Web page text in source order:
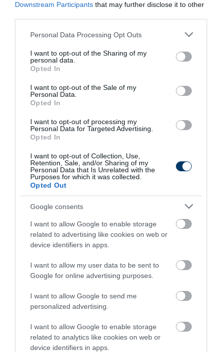
Downstream Participants that may further disclose it to other
Please note that this website/app uses one or more Google
not limited to your visit or usage behaviour. You may click to
grant or deny consent to Google and its third-party tags to
use your data for below specified purposes in below Google
consent section.
Personal Data Processing Opt Outs
I want to opt-out of the Sharing of my
personal data.
Opted In
I want to opt-out of the Sale of my
Personal Data.
Opted In
I want to opt-out of processing my
Personal Data for Targeted Advertising.
Opted In
I want to opt-out of Collection, Use,
Retention, Sale, and/or Sharing of my
Personal Data that Is Unrelated with the
Purposes for which it was collected.
Opted Out
Google consents
I want to allow Google to enable storage
related to advertising like cookies on web or
device identifiers in apps.
I want to allow my user data to be sent to
Google for online advertising purposes.
I want to allow Google to send me
personalized advertising.
I want to allow Google to enable storage
related to analytics like cookies on web or
device identifiers in apps.
359 116 141
Kép és a videó forrása: https://www.youtube.com/watch?
v=Dwamb6In1ko
Az Egyesült Államok 39. elnöke, Jimmy Carter, 1977-től
1981-ig volt hivatalban. Elnöksége alatt számos belpolitikai
és külpolitikai kérdés foglalkoztatta. Az alábbiakban tíz
fontos területet ismertetek, amelyek meghatározták Carter
1. Energiaügyi politika
Carter elnök az energiaügyi politikára helyezte a hangsúlyt,
ami az 1970-es évek energiaválságának közepette kiemelt
és több törvényt is aláírt az energiahatékonyság növelése
és az alternatív energiák fejlesztése érdekében.